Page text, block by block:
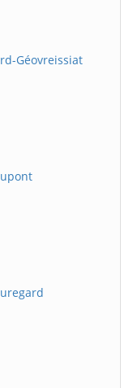
Géovreissiat